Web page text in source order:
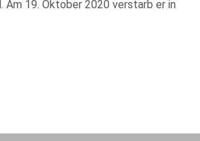
Am 19. Oktober 2020 verstarb er in